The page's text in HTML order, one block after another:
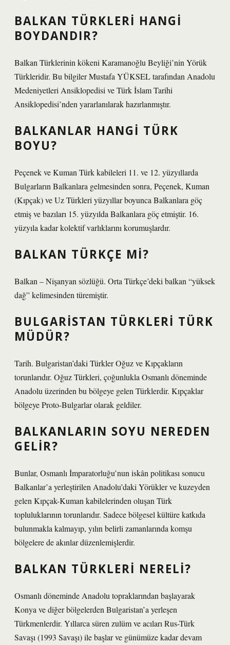
BALKAN TÜRKLERI HANGI
BOYDANDIR?
Balkan Türklerinin kökeni Karamanoğlu Beyliği’nin Yörük
Türkleridir. Bu bilgiler Mustafa YÜKSEL tarafından Anadolu
Medeniyetleri Ansiklopedisi ve Türk İslam Tarihi
Ansiklopedisi’nden yararlanılarak hazırlanmıştır.
BALKANLAR HANGI TÜRK
BOYU?
Peçenek ve Kuman Türk kabileleri 11. ve 12. yüzyıllarda
Bulgarların Balkanlara gelmesinden sonra, Peçenek, Kuman
(Kıpçak) ve Uz Türkleri yüzyıllar boyunca Balkanlara göç
etmiş ve bazıları 15. yüzyılda Balkanlara göç etmiştir. 16.
yüzyıla kadar kolektif varlıklarını korumuşlardır.
BALKAN TÜRKÇE MI?
Balkan – Nişanyan sözlüğü. Orta Türkçe’deki balkan “yüksek
dağ” kelimesinden türemiştir.
BULGARISTAN TÜRKLERI TÜRK
MÜDÜR?
Tarih. Bulgaristan’daki Türkler Oğuz ve Kıpçakların
torunlarıdır. Oğuz Türkleri, çoğunlukla Osmanlı döneminde
Anadolu üzerinden bu bölgeye gelen Türklerdir. Kıpçaklar
bölgeye Proto-Bulgarlar olarak geldiler.
BALKANLARIN SOYU NEREDEN
GELIR?
Bunlar, Osmanlı İmparatorluğu’nun iskân politikası sonucu
Balkanlar’a yerleştirilen Anadolu’daki Yörükler ve kuzeyden
gelen Kıpçak-Kuman kabilelerinden oluşan Türk
topluluklarının torunlarıdır. Sadece bölgesel kültüre katkıda
bulunmakla kalmayıp, yılın belirli zamanlarında komşu
bölgelere de akınlar düzenlemişlerdir.
BALKAN TÜRKLERI NERELI?
Osmanlı döneminde Anadolu topraklarından başlayarak
Konya ve diğer bölgelerden Bulgaristan’a yerleşen
Türkmenlerdir. Yıllarca süren zulüm ve acıları Rus-Türk
Savaşı (1993 Savaşı) ile başlar ve günümüze kadar devam